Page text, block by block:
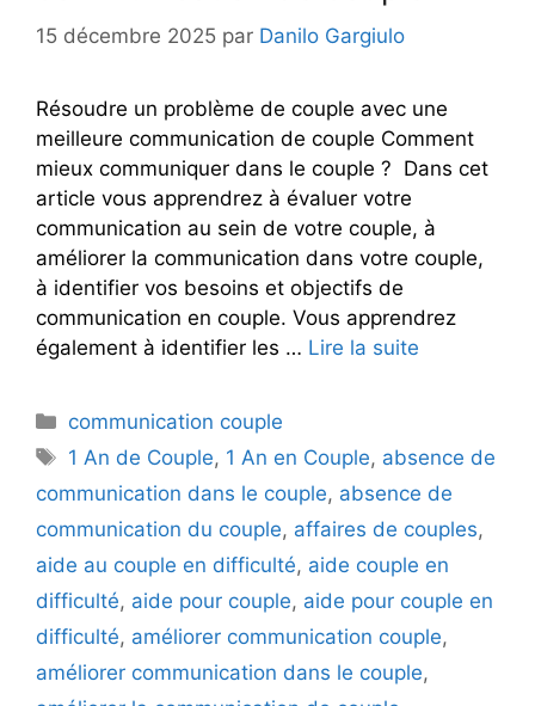
15 décembre 2025 par Danilo Gargiulo
Résoudre un problème de couple avec une
meilleure communication de couple Comment
mieux communiquer dans le couple ? Dans cet
article vous apprendrez à évaluer votre
communication au sein de votre couple, à
améliorer la communication dans votre couple,
à identifier vos besoins et objectifs de
communication en couple. Vous apprendrez
également à identifier les … Lire la suite
Catégories
communication couple
Étiquettes
1 An de Couple, 1 An en Couple, absence de
communication dans le couple, absence de
communication du couple, affaires de couples,
aide au couple en difficulté, aide couple en
difficulté, aide pour couple, aide pour couple en
difficulté, améliorer communication couple,
améliorer communication dans le couple,